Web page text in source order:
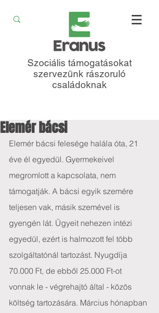
Szociális támogatásokat
szervezünk rászoruló
családoknak
Elemér bácsi
Elemér bácsi felesége halála óta, 21
éve él egyedül. Gyermekeivel
megromlott a kapcsolata, nem
támogatják. A bácsi egyik szemére
teljesen vak, másik szemével is
gyengén lát. Ügyeit nehezen intézi
egyedül, ezért is halmozott fel több
szolgáltatónál tartozást. Nyugdíja
70.000 Ft, de ebből 25.000 Ft-ot
vonnak le - végrehajtó által - közös
költség tartozására. Március hónapban